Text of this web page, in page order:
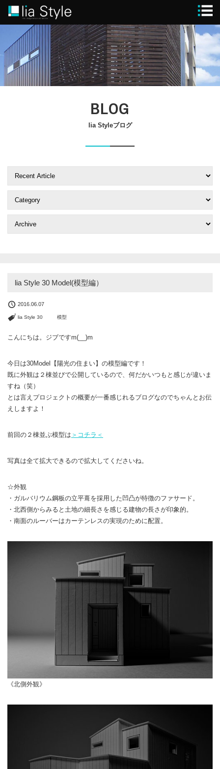
STYLE
GUIDE
MODEL HOUSE
CONTACT
CLOSE
BLOG
lia Styleブログ
lia Style 30 Model(模型編）
2016.06.07
lia Style 30 模型
こんにちは。ジブですm(__)m
今日は30Model【陽光の住まい】の模型編です！
既に外観は２棟並びで公開しているので、何だかいつもと感じが違いま
すね（笑）
とは言えプロジェクトの概要が一番感じれるブログなのでちゃんとお伝
えしますよ！
前回の２棟並ぶ模型は ＞コチラ＜
写真は全て拡大できるので拡大してくださいね。
☆外観
・ガルバリウム鋼板の立平葺を採用した凹凸が特徴のファサード。
・北西側からみると土地の細長さを感じる建物の長さが印象的。
・南面のルーバーはカーテンレスの実現のために配置。
《北側外観》